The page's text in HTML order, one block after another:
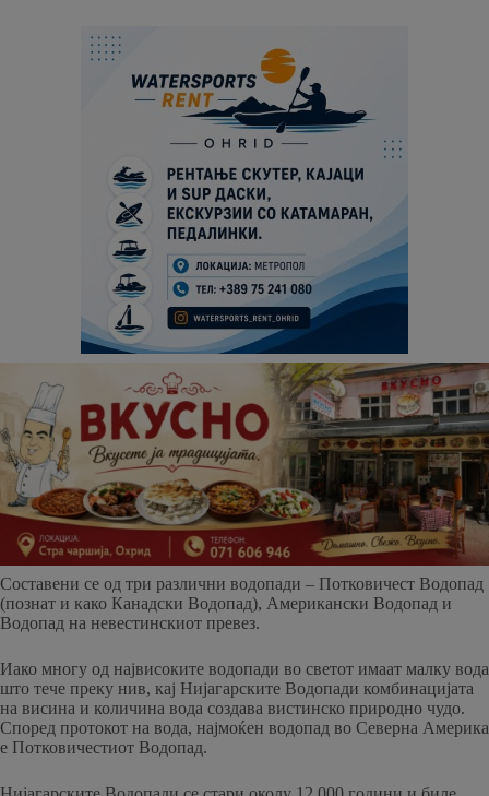
Составени се од три различни водопади – Потковичест Водопад
(познат и како Канадски Водопад), Американски Водопад и
Водопад на невестинскиот превез.
Иако многу од највисоките водопади во светот имаат малку вода
што тече преку нив, кај Нијагарските Водопади комбинацијата
на висина и количина вода создава вистинско природно чудо.
Според протокот на вода, најмоќен водопад во Северна Америка
е Потковичестиот Водопад.